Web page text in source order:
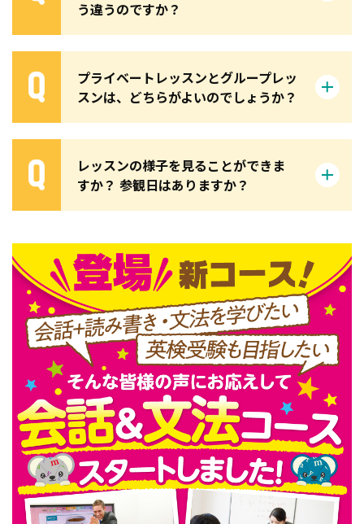
う違うのですか？
プライベートレッスンとグループレッ
スンは、どちらがよいのでしょうか？
レッスンの様子を見ることができま
すか？ 参観日はありますか？